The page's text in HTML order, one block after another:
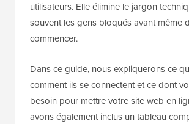
utilisateurs. Elle élimine le jargon
souvent les gens bloqués avant même
commencer.
Dans ce guide, nous expliquerons ce
comment ils se connectent et ce dont
besoin pour mettre votre site web en
avons également inclus un tableau